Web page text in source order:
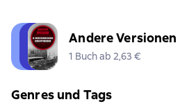
Andere Versionen
1 Buch ab 2,63 €
Genres und Tags